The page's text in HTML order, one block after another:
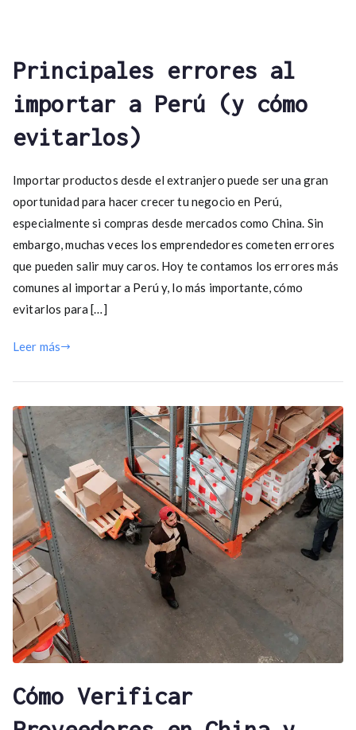
Principales errores al
importar a Perú (y cómo
evitarlos)
Importar productos desde el extranjero puede ser una gran
oportunidad para hacer crecer tu negocio en Perú,
especialmente si compras desde mercados como China. Sin
embargo, muchas veces los emprendedores cometen errores
que pueden salir muy caros. Hoy te contamos los errores más
comunes al importar a Perú y, lo más importante, cómo
evitarlos para […]
Leer más
Cómo Verificar